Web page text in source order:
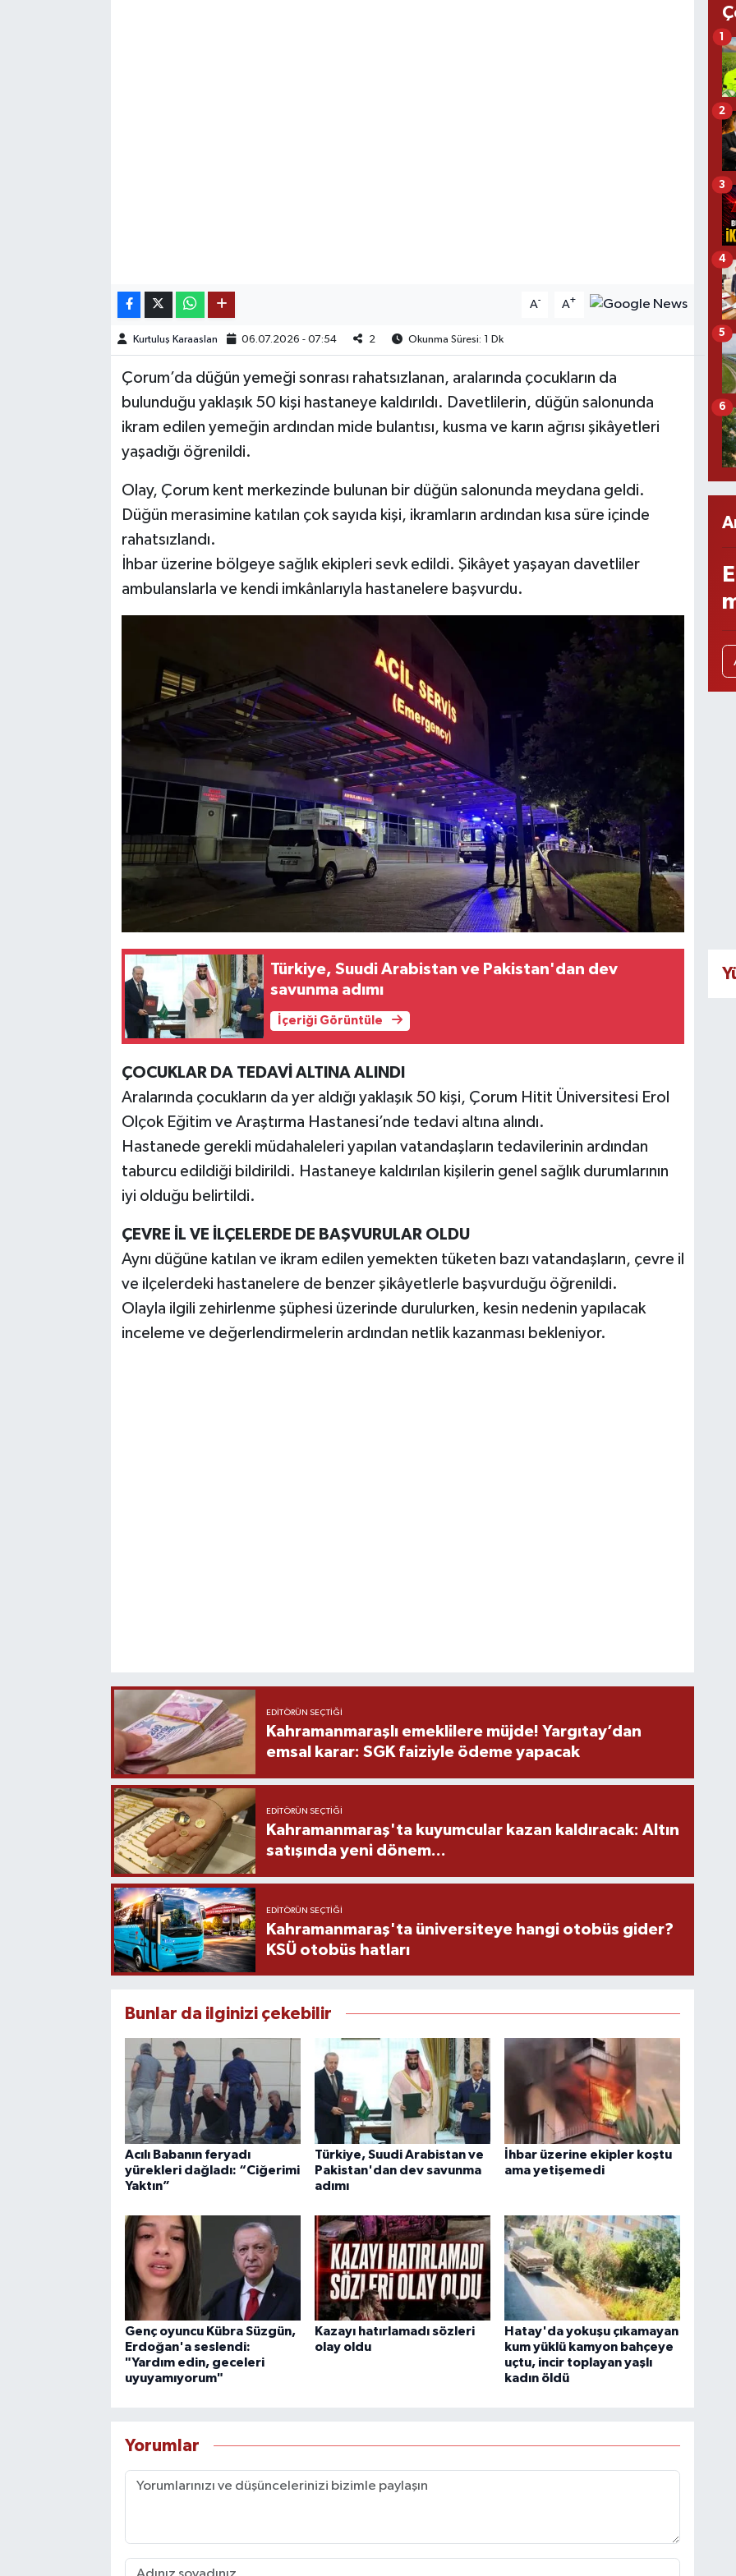
A- A+
Kurtuluş Karaaslan 06.07.2026 - 07:54 2 Okunma Süresi: 1 Dk
Çorum’da düğün yemeği sonrası rahatsızlanan, aralarında çocukların da
bulunduğu yaklaşık 50 kişi hastaneye kaldırıldı. Davetlilerin, düğün salonunda
ikram edilen yemeğin ardından mide bulantısı, kusma ve karın ağrısı şikâyetleri
yaşadığı öğrenildi.
Olay, Çorum kent merkezinde bulunan bir düğün salonunda meydana geldi.
Düğün merasimine katılan çok sayıda kişi, ikramların ardından kısa süre içinde
rahatsızlandı.
İhbar üzerine bölgeye sağlık ekipleri sevk edildi. Şikâyet yaşayan davetliler
ambulanslarla ve kendi imkânlarıyla hastanelere başvurdu.
Türkiye, Suudi Arabistan ve Pakistan'dan dev
savunma adımı
İçeriği Görüntüle
ÇOCUKLAR DA TEDAVİ ALTINA ALINDI
Aralarında çocukların da yer aldığı yaklaşık 50 kişi, Çorum Hitit Üniversitesi Erol
Olçok Eğitim ve Araştırma Hastanesi’nde tedavi altına alındı.
Hastanede gerekli müdahaleleri yapılan vatandaşların tedavilerinin ardından
taburcu edildiği bildirildi. Hastaneye kaldırılan kişilerin genel sağlık durumlarının
iyi olduğu belirtildi.
ÇEVRE İL VE İLÇELERDE DE BAŞVURULAR OLDU
Aynı düğüne katılan ve ikram edilen yemekten tüketen bazı vatandaşların, çevre il
ve ilçelerdeki hastanelere de benzer şikâyetlerle başvurduğu öğrenildi.
Olayla ilgili zehirlenme şüphesi üzerinde durulurken, kesin nedenin yapılacak
inceleme ve değerlendirmelerin ardından netlik kazanması bekleniyor.
EDITÖRÜN SEÇTIĞI
Kahramanmaraşlı emeklilere müjde! Yargıtay’dan
emsal karar: SGK faiziyle ödeme yapacak
EDITÖRÜN SEÇTIĞI
Kahramanmaraş'ta kuyumcular kazan kaldıracak: Altın
satışında yeni dönem...
EDITÖRÜN SEÇTIĞI
Kahramanmaraş'ta üniversiteye hangi otobüs gider?
KSÜ otobüs hatları
Bunlar da ilginizi çekebilir
Acılı Babanın feryadı
yürekleri dağladı: “Ciğerimi
Yaktın”
Türkiye, Suudi Arabistan ve
Pakistan'dan dev savunma
adımı
İhbar üzerine ekipler koştu
ama yetişemedi
Genç oyuncu Kübra Süzgün,
Erdoğan'a seslendi:
"Yardım edin, geceleri
uyuyamıyorum"
Kazayı hatırlamadı sözleri
olay oldu
Hatay'da yokuşu çıkamayan
kum yüklü kamyon bahçeye
uçtu, incir toplayan yaşlı
kadın öldü
Yorumlar
1
2
3
4
5
6
KÜLTÜR SANAT